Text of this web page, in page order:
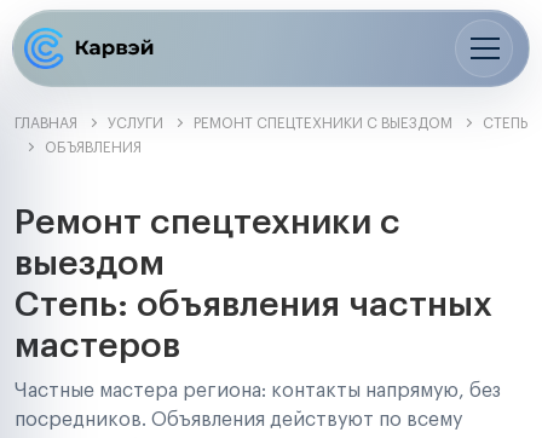
ГЛАВНАЯ УСЛУГИ РЕМОНТ СПЕЦТЕХНИКИ С ВЫЕЗДОМ
СТЕПЬ
ОБЪЯВЛЕНИЯ
Ремонт спецтехники с
выездом
Степь: объявления частных
мастеров
Частные мастера региона: контакты напрямую, без
посредников. Объявления действуют по всему